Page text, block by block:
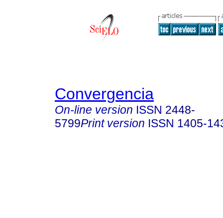
Convergencia
On-line version ISSN 2448-
5799Print version ISSN 1405-